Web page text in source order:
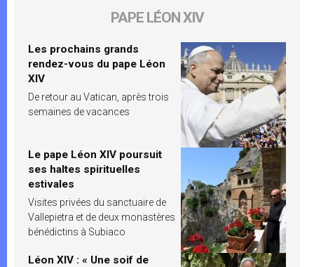
PAPE LÉON XIV
Les prochains grands
rendez-vous du pape Léon
XIV
De retour au Vatican, après trois
semaines de vacances
Le pape Léon XIV poursuit
ses haltes spirituelles
estivales
Visites privées du sanctuaire de
Vallepietra et de deux monastères
bénédictins à Subiaco
Léon XIV : « Une soif de